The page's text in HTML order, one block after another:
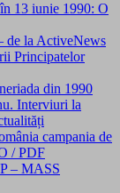
13 iunie 1990: O
de la ActiveNews
Principatelor
din 1990
Interviuri la
campania de
/ PDF
– MASS